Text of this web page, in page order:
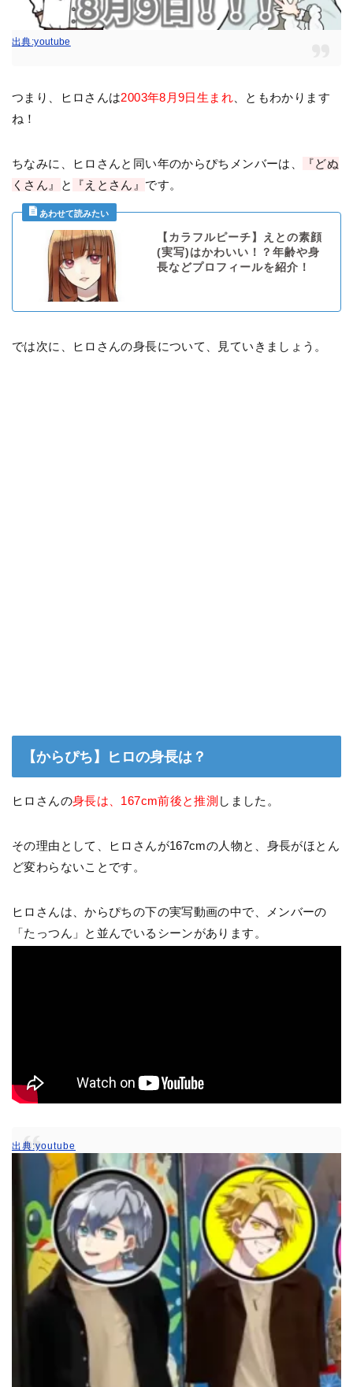
出典:youtube
つまり、ヒロさんは2003年8月9日生まれ、ともわかります
ね！
ちなみに、ヒロさんと同い年のからぴちメンバーは、
『どぬ
くさん』
と 『えとさん』 です。
【カラフルピーチ】えとの素顔
(実写)はかわいい！？年齢や身
長などプロフィールを紹介！
では次に、ヒロさんの身長について、見ていきましょう。
【からぴち】ヒロの身長は？
ヒロさんの身長は、167cm前後と推測 しました。
その理由として、ヒロさんが167cmの人物と、身長がほとん
ど変わらないことです。
ヒロさんは、からぴちの下の実写動画の中で、メンバーの
「たっつん」と並んでいるシーンがあります。
出典:youtube